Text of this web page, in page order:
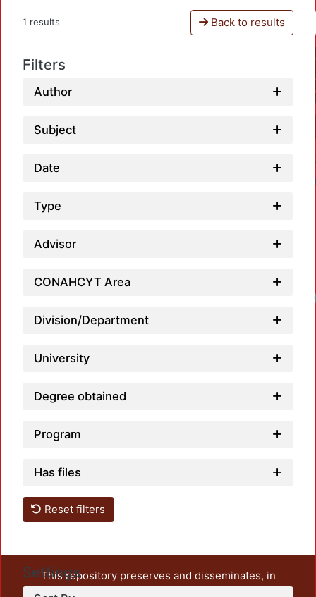
1 results Back to results
Filters
Author
Subject
Date
Type
Advisor
CONAHCYT Area
Division/Department
University
Degree obtained
Program
Has files
Reset filters
Settings
This repository preserves and disseminates, in
unrestricted open access, the teaching and research